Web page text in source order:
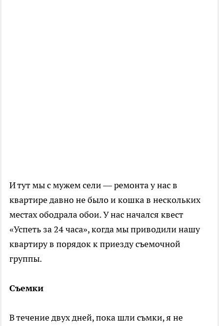
И тут мы с мужем сели — ремонта у нас в
квартире давно не было и кошка в нескольких
местах ободрала обои. У нас начался квест
«Успеть за 24 часа», когда мы приводили нашу
квартиру в порядок к приезду съемочной
группы.
Съемки
В течение двух дней, пока шли съмки, я не